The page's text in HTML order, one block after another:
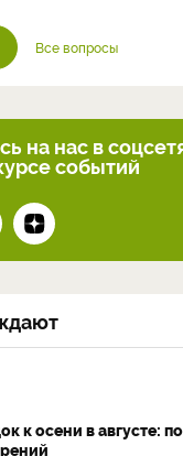
Все вопросы
на нас в
событий
к осени в августе: